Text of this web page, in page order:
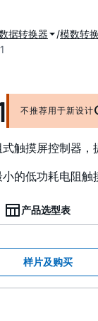
据转换器
模数转
不推荐用于新设计
触摸屏控制器，
的低功耗电阻触
产品选型表
样片及购买